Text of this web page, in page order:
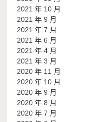
2021 年 10 月
2021 年 9 月
2021 年 7 月
2021 年 6 月
2021 年 4 月
2021 年 3 月
2020 年 11 月
2020 年 10 月
2020 年 9 月
2020 年 8 月
2020 年 7 月